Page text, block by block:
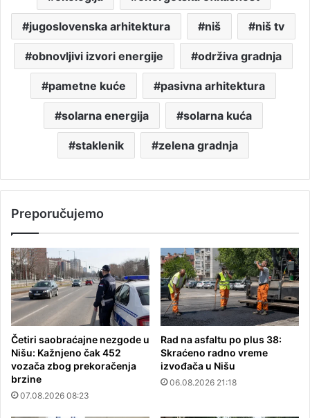
jugoslovenska arhitektura niš niš tv
obnovljivi izvori energije održiva gradnja
pametne kuće pasivna arhitektura
solarna energija solarna kuća
staklenik zelena gradnja
Preporučujemo
Četiri saobraćajne nezgode u
Nišu: Kažnjeno čak 452
vozača zbog prekoračenja
brzine
07.08.2026 08:23
Rad na asfaltu po plus 38:
Skraćeno radno vreme
izvođača u Nišu
06.08.2026 21:18